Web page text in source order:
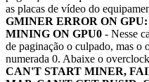
as placas de vídeo do
GMINER ERROR ON
MINING ON GPU0 - Nesse
de paginação o culpado, mas o
numerada 0. Abaixe o
CAN'T START MINER,